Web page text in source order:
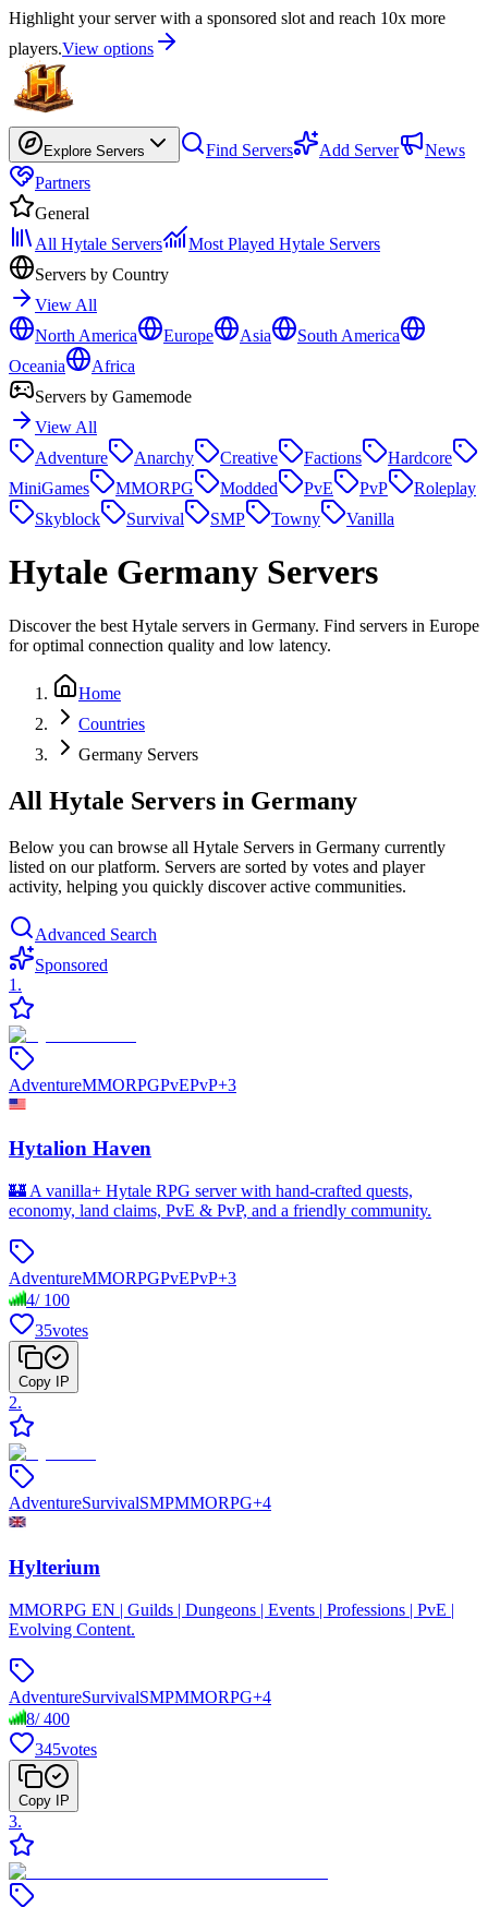
Highlight your server with a sponsored slot and reach 10x more
players.View options
Explore Servers Find Servers Add Server
News
Partners
General
All Hytale Servers
Most Played Hytale Servers
Servers by Country
View All
North America
Europe Asia
South America
Oceania
Africa
Servers by Gamemode
View All
Adventure
Anarchy Creative Factions
Hardcore
MiniGames
MMORPG Modded PvE PvP
Roleplay
Skyblock
Survival SMP Towny Vanilla
Hytale Germany Servers
Discover the best Hytale servers in Germany. Find servers in Europe
for optimal connection quality and low latency.
Home
Countries
Germany Servers
All Hytale Servers in Germany
Below you can browse all Hytale Servers in Germany currently
listed on our platform. Servers are sorted by votes and player
activity, helping you quickly discover active communities.
Advanced Search
Sponsored
1 .
AdventureMMORPGPvEPvP+3
Hytalion Haven
🏰 A vanilla+ Hytale RPG server with hand-crafted quests,
economy, land claims, PvE & PvP, and a friendly community.
AdventureMMORPGPvEPvP+3
4/ 100
35votes
Copy IP
2.
AdventureSurvivalSMPMMORPG+4
Hylterium
MMORPG EN | Guilds | Dungeons | Events | Professions | PvE |
Evolving Content.
AdventureSurvivalSMPMMORPG+4
8/400
345votes
Copy IP
3.